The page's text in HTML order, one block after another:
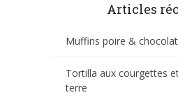
Articles
Muffins poire & chocolat
Tortilla aux courgettes
terre